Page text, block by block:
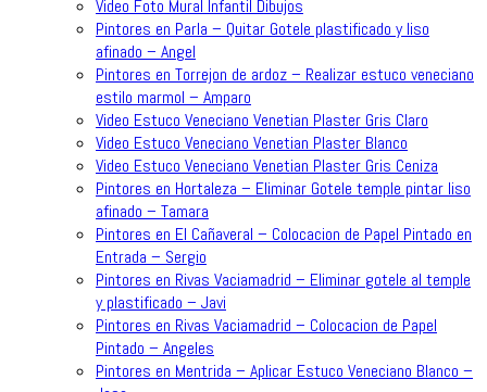
Video Foto Mural Infantil Dibujos
Pintores en Parla – Quitar Gotele plastificado y liso
afinado – Angel
Pintores en Torrejon de ardoz – Realizar estuco veneciano
estilo marmol – Amparo
Video Estuco Veneciano Venetian Plaster Gris Claro
Video Estuco Veneciano Venetian Plaster Blanco
Video Estuco Veneciano Venetian Plaster Gris Ceniza
Pintores en Hortaleza – Eliminar Gotele temple pintar liso
afinado – Tamara
Pintores en El Cañaveral – Colocacion de Papel Pintado en
Entrada – Sergio
Pintores en Rivas Vaciamadrid – Eliminar gotele al temple
y plastificado – Javi
Pintores en Rivas Vaciamadrid – Colocacion de Papel
Pintado – Angeles
Pintores en Mentrida – Aplicar Estuco Veneciano Blanco –